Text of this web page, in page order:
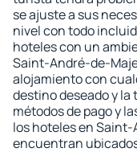
se ajuste a sus
nivel con todo
hoteles con un
Saint-André-de-
alojamiento con
destino deseado y la
métodos de pago y
los hoteles en
encuentran